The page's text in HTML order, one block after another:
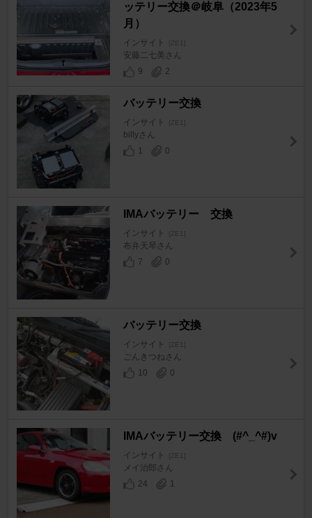
ッテリー交換＠岐阜（2023年5
月）
インサイト [ZE1]
安藤二七美さん
9
2
バッテリー交換
インサイト [ZE1]
billyさん
1
0
IMAバッテリー 交換
インサイト [ZE1]
布弁天琴さん
7
0
バッテリー交換
インサイト [ZE1]
ごんきつねさん
10
0
IMAバッテリー交換 (#^_^#)v
インサイト [ZE1]
メイ治郎さん
24
1